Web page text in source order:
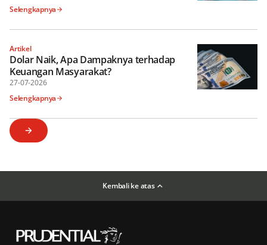
Selengkapnya
Artikel
Dolar Naik, Apa Dampaknya terhadap
Keuangan Masyarakat?
27-07-2026
Selengkapnya
Kembali ke atas